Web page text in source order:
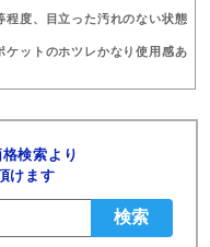
程度、目立った汚れのない状態
ケットのホツレかなり使用感あ
検索より
けます